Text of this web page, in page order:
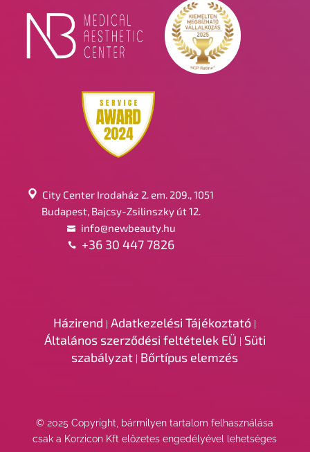
City Center Irodaház 2. em. 209., 1051
Budapest, Bajcsy-Zsilinszky út 12.
info@newbeauty.hu
+36 30 447 7826
Házirend |Adatkezelési Tájékoztató
Általános szerződési feltételek EÜ Süti
szabályzat Bőrtípus elemzés
© 2025 Copyright, bármilyen tartalom felhasználása
csak a Korzicon Kft előzetes engedélyével lehetséges